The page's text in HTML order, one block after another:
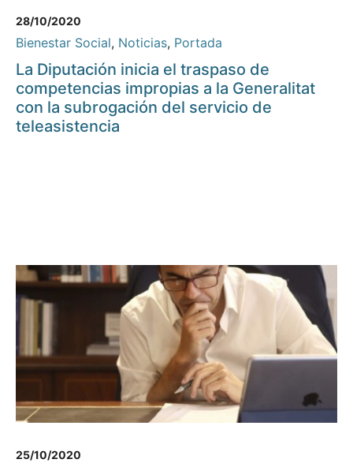
28/10/2020
Bienestar Social, Noticias, Portada
La Diputación inicia el traspaso de
competencias impropias a la Generalitat
con la subrogación del servicio de
teleasistencia
25/10/2020